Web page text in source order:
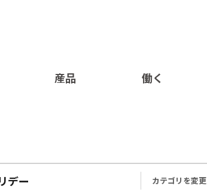
産品 働く
カテゴリを変更